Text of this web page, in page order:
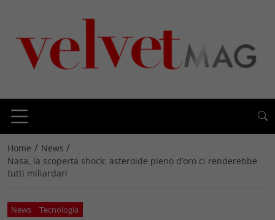
Home / News /
Nasa, la scoperta shock: asteroide pieno d’oro ci renderebbe
tutti miliardari
News Tecnologia